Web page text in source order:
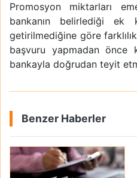
Promosyon miktarları
bankanın belirlediği ek
getirilmediğine göre
başvuru yapmadan önce
bankayla doğrudan teyit
Benzer Haberler